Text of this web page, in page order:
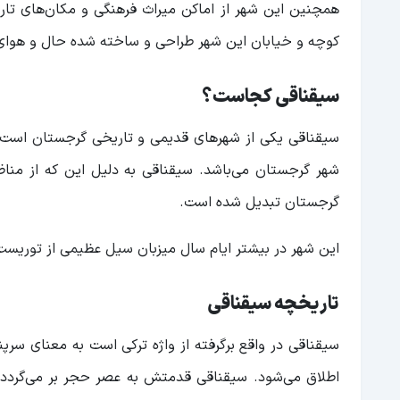
همچنین این شهر از اماکن میراث فرهنگی و مکان‌های
کوچه و خیابان این شهر طراحی و ساخته شده حال و
سیقناقی کجاست؟
شهر گرجستان می‌باشد. سیقناقی به دلیل این که از
گرجستان تبدیل شده است.
این شهر در بیشتر ایام سال میزبان سیل عظیمی از
تاریخچه سیقناقی
سیقناقی در واقع برگرفته از واژه ترکی است به معنای